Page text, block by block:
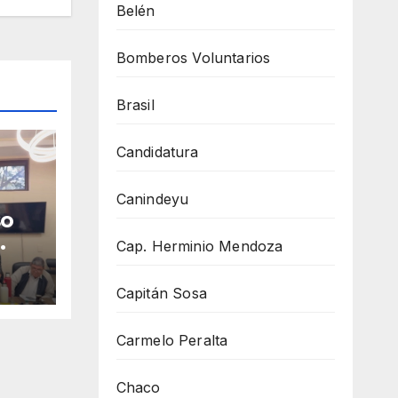
Belén
Bomberos Voluntarios
Brasil
Candidatura
Canindeyu
Cap. Herminio Mendoza
Capitán Sosa
Carmelo Peralta
Chaco